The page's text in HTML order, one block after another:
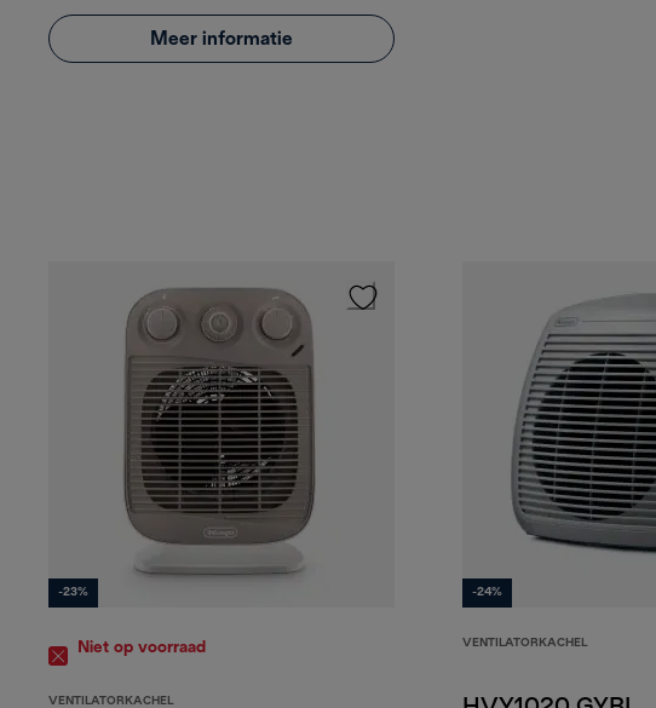
Meer informatie
-23%
Niet op voorraad
VENTILATORKACHEL
-24%
VENTILATORKACHEL